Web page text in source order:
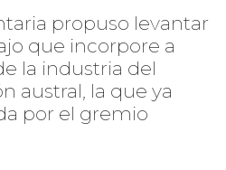
propuso levantar
que incorpore a
la industria del
austral, la que ya
por el gremio